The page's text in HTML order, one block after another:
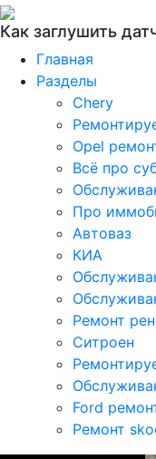
Как заглушить
Главная
Разделы
Chery
Opel
Всё про
Про
Автоваз
КИА
Ремонт
Ситроен
Ford
Ремонт